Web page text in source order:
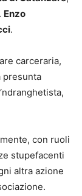
Enzo
.
carceraria,
presunta
con ruoli
stupefacenti
altra azione